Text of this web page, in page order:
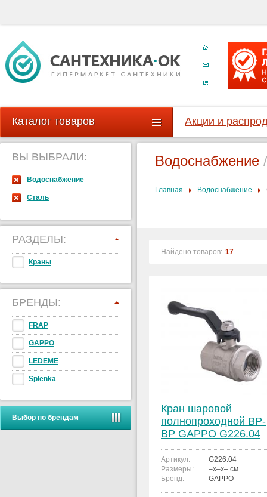
Каталог товаров Акции и
ВЫ ВЫБРАЛИ:
Водоснабжение
Сталь
РАЗДЕЛЫ:
Краны
БРЕНДЫ:
FRAP
GAPPO
LEDEME
Splenka
Выбор по брендам
Водоснабжение /
Главная Водоснабжение
Найдено товаров: 17
Кран шаровой
полнопроходной ВР-
ВР GAPPO G226.04
1/2"x1/2"
Артикул:
G226.04
Размеры:
–x–x– см.
Бренд:
GAPPO